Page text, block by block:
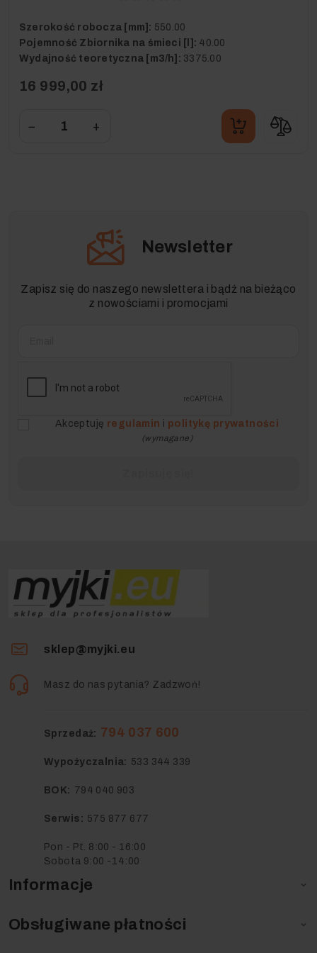
Szerokość robocza [mm]: 550.00
Pojemność Zbiornika na śmieci [l]: 40.00
Wydajność teoretyczna [m3/h]: 3375.00
16 999,00 zł
− +
Newsletter
Zapisz się do naszego newslettera i bądź na bieżąco
z nowościami i promocjami
Akceptuję regulamin i politykę prywatności
(wymagane)
Informacje 
Obsługiwane płatności 
sklep@myjki.eu
Masz do nas pytania? Zadzwoń!
Sprzedaż: 794 037 600
Wypożyczalnia: 533 344 339
BOK: 794 040 903
Serwis: 575 877 677
Pon - Pt. 8:00 - 16:00
Sobota 9:00 -14:00